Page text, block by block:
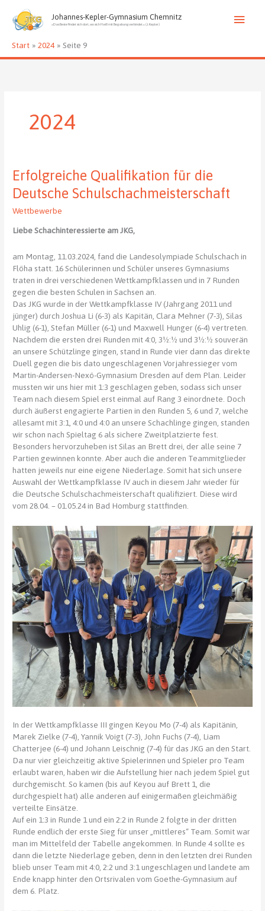
Inhalt
springen
Johannes-Kepler-Gymnasium Chemnitz
»Das Beste findet sich dort, wo sich Fleiß mit Begabung verbindet.« (J. Kepler)
Start 2024 Seite 9
2024
Erfolgreiche Qualifikation für die
Deutsche Schulschachmeisterschaft
Wettbewerbe
Liebe Schachinteressierte am JKG,
am Montag, 11.03.2024, fand die Landesolympiade Schulschach in
Flöha statt. 16 Schülerinnen und Schüler unseres Gymnasiums
traten in drei verschiedenen Wettkampfklassen und in 7 Runden
gegen die besten Schulen in Sachsen an.
Das JKG wurde in der Wettkampfklasse IV (Jahrgang 2011 und
jünger) durch Joshua Li (6-3) als Kapitän, Clara Mehner (7-3), Silas
Uhlig (6-1), Stefan Müller (6-1) und Maxwell Hunger (6-4) vertreten.
Nachdem die ersten drei Runden mit 4:0, 3½:½ und 3½:½ souverän
an unsere Schützlinge gingen, stand in Runde vier dann das direkte
Duell gegen die bis dato ungeschlagenen Vorjahressieger vom
Martin-Andersen-Nexö-Gymnasium Dresden auf dem Plan. Leider
mussten wir uns hier mit 1:3 geschlagen geben, sodass sich unser
Team nach diesem Spiel erst einmal auf Rang 3 einordnete. Doch
durch äußerst engagierte Partien in den Runden 5, 6 und 7, welche
allesamt mit 3:1, 4:0 und 4:0 an unsere Schachlinge gingen, standen
wir schon nach Spieltag 6 als sichere Zweitplatzierte fest.
Besonders hervorzuheben ist Silas an Brett drei, der alle seine 7
Partien gewinnen konnte. Aber auch die anderen Teammitglieder
hatten jeweils nur eine eigene Niederlage. Somit hat sich unsere
Auswahl der Wettkampfklasse IV auch in diesem Jahr wieder für
die Deutsche Schulschachmeisterschaft qualifiziert. Diese wird
vom 28.04. – 01.05.24 in Bad Homburg stattfinden.
In der Wettkampfklasse III gingen Keyou Mo (7-4) als Kapitänin,
Marek Zielke (7-4), Yannik Voigt (7-3), John Fuchs (7-4), Liam
Chatterjee (6-4) und Johann Leischnig (7-4) für das JKG an den Start.
Da nur vier gleichzeitig aktive Spielerinnen und Spieler pro Team
erlaubt waren, haben wir die Aufstellung hier nach jedem Spiel gut
durchgemischt. So kamen (bis auf Keyou auf Brett 1, die
durchgespielt hat) alle anderen auf einigermaßen gleichmäßig
verteilte Einsätze.
Auf ein 1:3 in Runde 1 und ein 2:2 in Runde 2 folgte in der dritten
Runde endlich der erste Sieg für unser „mittleres“ Team. Somit war
man im Mittelfeld der Tabelle angekommen. In Runde 4 sollte es
dann die letzte Niederlage geben, denn in den letzten drei Runden
blieb unser Team mit 4:0, 2:2 und 3:1 ungeschlagen und landete am
Ende knapp hinter den Ortsrivalen vom Goethe-Gymnasium auf
dem 6. Platz.